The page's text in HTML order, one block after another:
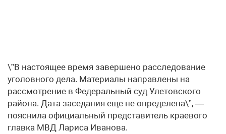
\”В настоящее время завершено расследование
уголовного дела. Материалы направлены на
рассмотрение в Федеральный суд Улетовского
района. Дата заседания еще не определена\”, —
пояснила официальный представитель краевого
главка МВД Лариса Иванова.